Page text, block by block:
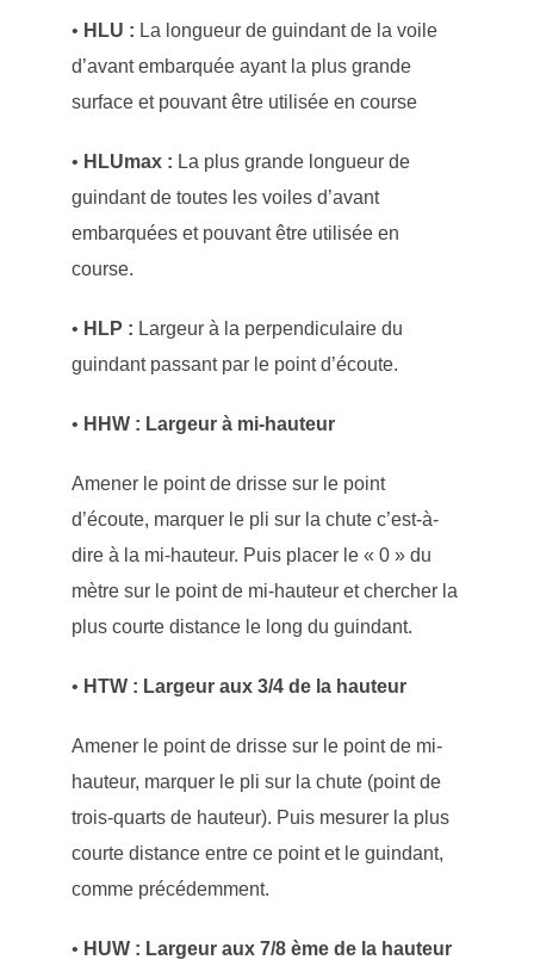
• HLU : La longueur de guindant de la voile
d’avant embarquée ayant la plus grande
surface et pouvant être utilisée en course
• HLUmax : La plus grande longueur de
guindant de toutes les voiles d’avant
embarquées et pouvant être utilisée en
course.
• HLP : Largeur à la perpendiculaire du
guindant passant par le point d’écoute.
• HHW : Largeur à mi-hauteur
Amener le point de drisse sur le point
d’écoute, marquer le pli sur la chute c’est-à-
dire à la mi-hauteur. Puis placer le « 0 » du
mètre sur le point de mi-hauteur et chercher la
plus courte distance le long du guindant.
• HTW : Largeur aux 3/4 de la hauteur
Amener le point de drisse sur le point de mi-
hauteur, marquer le pli sur la chute (point de
trois-quarts de hauteur). Puis mesurer la plus
courte distance entre ce point et le guindant,
comme précédemment.
• HUW : Largeur aux 7/8 ème de la hauteur